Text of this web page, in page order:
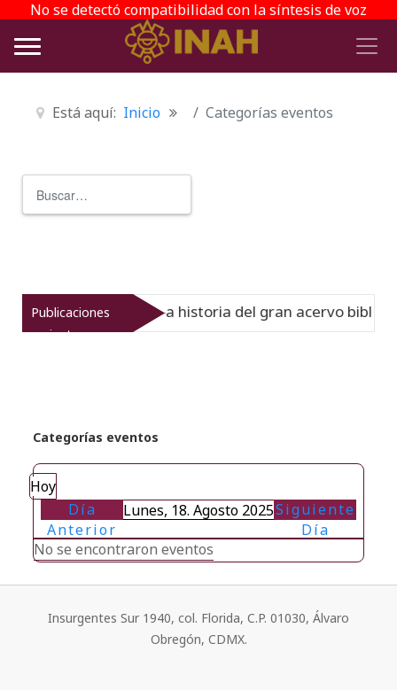
No se detectó compatibilidad con la síntesis de voz
Está aquí: Inicio Categorías eventos
Publicaciones
recientes
Virreinato muestra la historia del gran acervo
Categorías eventos
Hoy
Día
Anterior
Lunes, 18. Agosto 2025Siguiente
Día
No se encontraron eventos
Insurgentes Sur 1940, col. Florida, C.P. 01030, Álvaro
Obregón, CDMX.